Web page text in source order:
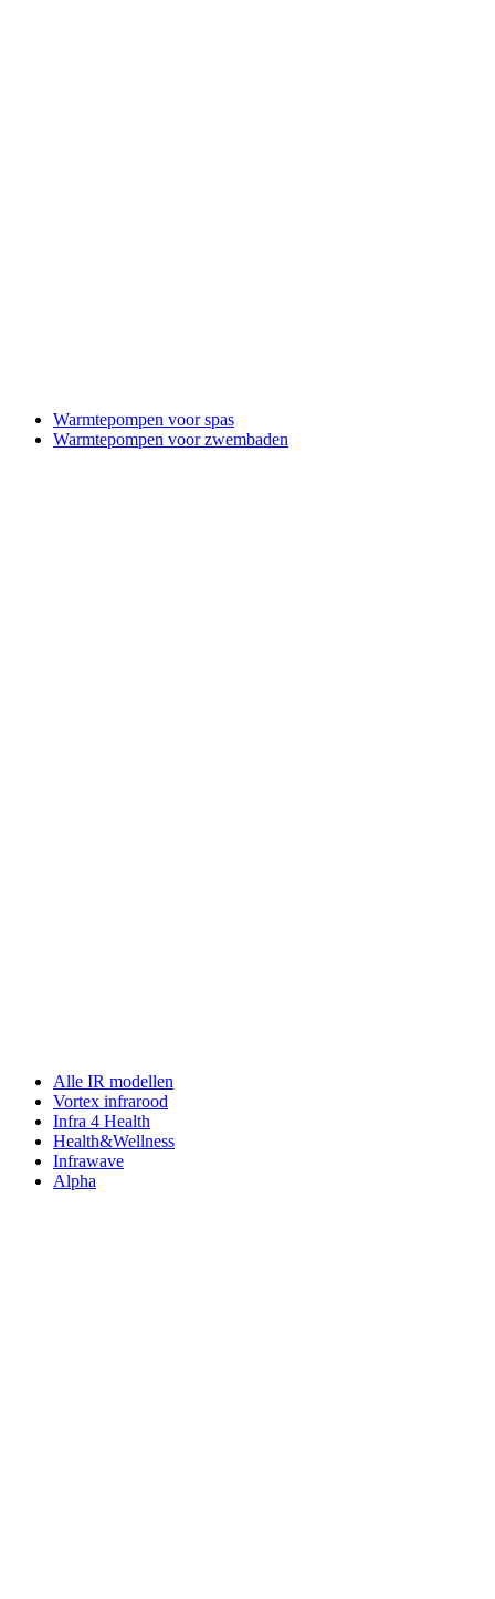
Warmtepompen voor spas
Warmtepompen voor zwembaden
Alle IR modellen
Vortex infrarood
Infra 4 Health
Health&Wellness
Infrawave
Alpha